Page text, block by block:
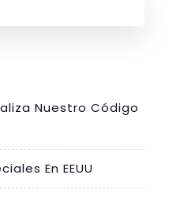
Nuestro Código
En EEUU